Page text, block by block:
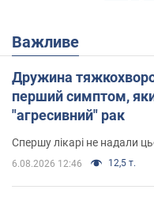
Важливе
Дружина
перший симптом,
"агресивний" рак
Спершу лікарі не надали
6.08.2026 12:46 12,5 т.